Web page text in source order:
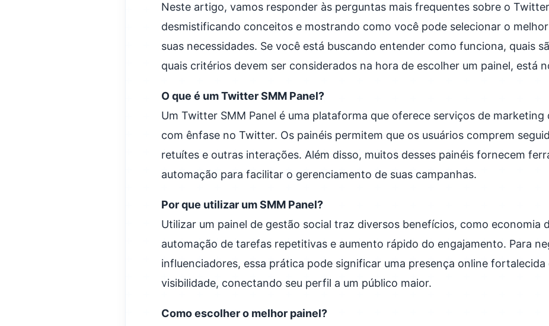
Neste artigo, vamos responder às perguntas mais frequentes sobre o
desmistificando conceitos e mostrando como você pode selecionar o
suas necessidades. Se você está buscando entender como funciona, quais
quais critérios devem ser considerados na hora de escolher um painel, está
O que é um Twitter SMM Panel?
Um Twitter SMM Panel é uma plataforma que oferece serviços de marketing
com ênfase no Twitter. Os painéis permitem que os usuários comprem
retuítes e outras interações. Além disso, muitos desses painéis fornecem
automação para facilitar o gerenciamento de suas campanhas.
Por que utilizar um SMM Panel?
Utilizar um painel de gestão social traz diversos benefícios, como economia
automação de tarefas repetitivas e aumento rápido do engajamento. Para
influenciadores, essa prática pode significar uma presença online fortalecida
visibilidade, conectando seu perfil a um público maior.
Como escolher o melhor painel?